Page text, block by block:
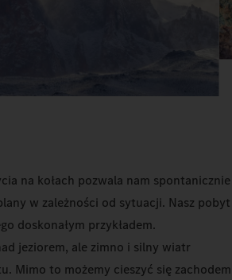
na kołach pozwala nam spontanicznie
w zależności od sytuacji. Nasz pobyt
doskonałym przykładem.
jeziorem, ale zimno i silny wiatr
Mimo to możemy cieszyć się zachodem